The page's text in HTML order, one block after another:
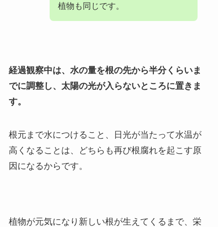
植物も同じです。
経過観察中は、水の量を根の先から半分くらいま
でに調整し、太陽の光が入らないところに置きま
す。
根元まで水につけること、日光が当たって水温が
高くなることは、どちらも再び根腐れを起こす原
因になるからです。
植物が元気になり新しい根が生えてくるまで、栄